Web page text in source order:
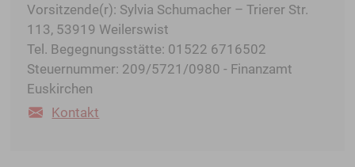
Vorsitzende(r): Sylvia Schumacher – Trierer Str.
113, 53919 Weilerswist
Tel. Begegnungsstätte: 01522 6716502
Steuernummer: 209/5721/0980 - Finanzamt
Euskirchen
Kontakt